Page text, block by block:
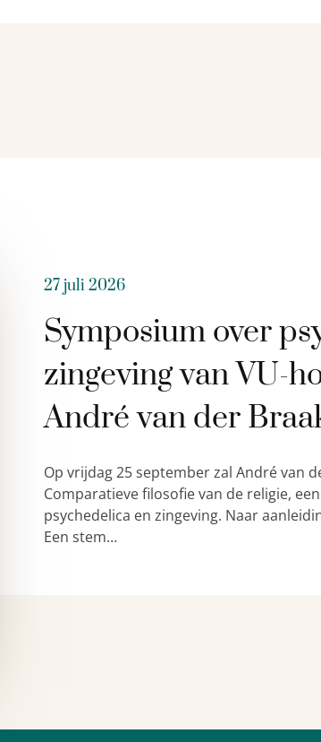
27 juli 2026
Symposium over
zingeving van VU-
André van der
Op vrijdag 25 september zal André van
Comparatieve filosofie van de religie,
psychedelica en zingeving. Naar
Een stem…